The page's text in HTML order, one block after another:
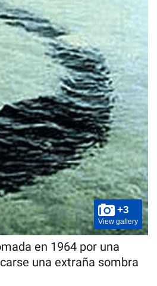
+3
View gallery
en 1964 por una
una extraña sombra